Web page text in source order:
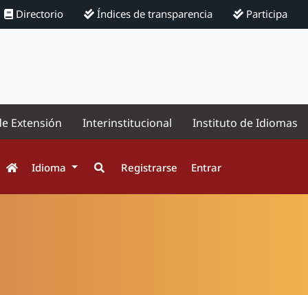
Directorio Índices de transparencia Participa
Extensión Interinstitucional Instituto de Idiomas
Idioma Registrarse Entrar